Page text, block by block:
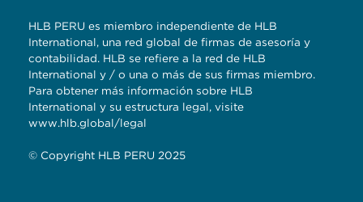
HLB PERU es miembro independiente de HLB
International, una red global de firmas de asesoría y
contabilidad. HLB se refiere a la red de HLB
International y / o una o más de sus firmas miembro.
Para obtener más información sobre HLB
International y su estructura legal, visite
www.hlb.global/legal
© Copyright HLB PERU 2025